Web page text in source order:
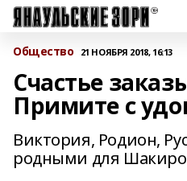
Общество 21 НОЯБРЯ 2018, 16:13
Счастье
Примите с
Виктория, Родион,
родными для